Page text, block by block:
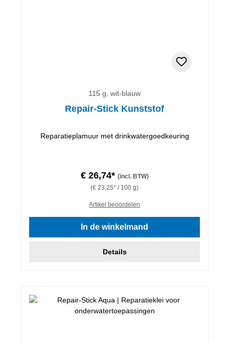
115 g, wit-blauw
Repair-Stick Kunststof
Reparatieplamuur met drinkwatergoedkeuring
€ 26,74* (incl. BTW)
(€ 23,25* / 100 g)
Artikel beoordelen
In de winkelmand
Details